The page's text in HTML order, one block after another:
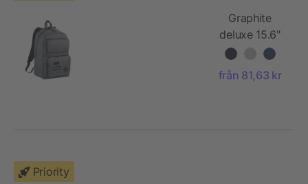
Graphite
deluxe 15.6"
datorryggsäck
från 81,63 kr
Priority